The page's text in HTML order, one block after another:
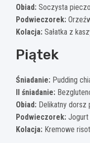
Obiad: Soczysta
Podwieczorek:
Kolacja: Sałatka z
Piątek
Śniadanie: Pudding
II śniadanie:
Obiad: Delikatny dorsz
Podwieczorek: Jogurt
Kolacja: Kremowe